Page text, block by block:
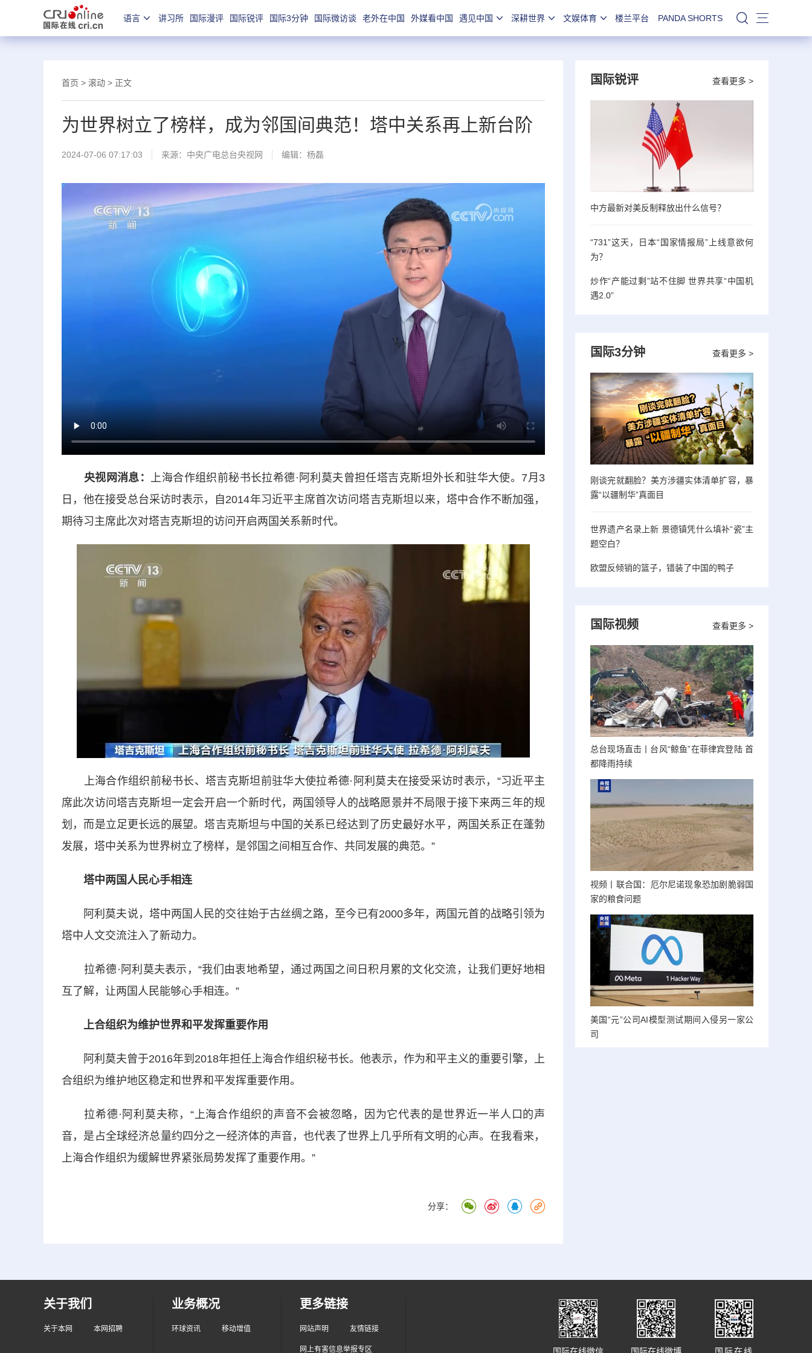
语言 讲习所 国际漫评 国际锐评 国际3分钟 国际微访谈 老外在中国 外媒看中国 遇见中国 深耕世界 文娱体育 楼兰平台 PANDA SHORTS 站内搜索
首页 > 滚动 > 正文
为世界树立了榜样，成为邻国间典范！塔中关系再上新台阶
2024-07-06 07:17:03 来源： 中央广电总台央视网 编辑：杨磊
央视网消息： 上海合作组织前秘书长拉希德·阿利莫夫曾担任塔吉克斯坦外长和驻华大使。7月3
日，他在接受总台采访时表示，自2014年习近平主席首次访问塔吉克斯坦以来，塔中合作不断加强，
期待习主席此次对塔吉克斯坦的访问开启两国关系新时代。
上海合作组织前秘书长、塔吉克斯坦前驻华大使拉希德·阿利莫夫在接受采访时表示，“习近平主
席此次访问塔吉克斯坦一定会开启一个新时代，两国领导人的战略愿景并不局限于接下来两三年的规
划，而是立足更长远的展望。塔吉克斯坦与中国的关系已经达到了历史最好水平，两国关系正在蓬勃
发展，塔中关系为世界树立了榜样，是邻国之间相互合作、共同发展的典范。”
塔中两国人民心手相连
阿利莫夫说，塔中两国人民的交往始于古丝绸之路，至今已有2000多年，两国元首的战略引领为
塔中人文交流注入了新动力。
拉希德·阿利莫夫表示，“我们由衷地希望，通过两国之间日积月累的文化交流，让我们更好地相
互了解，让两国人民能够心手相连。”
上合组织为维护世界和平发挥重要作用
阿利莫夫曾于2016年到2018年担任上海合作组织秘书长。他表示，作为和平主义的重要引擎，上
合组织为维护地区稳定和世界和平发挥重要作用。
拉希德·阿利莫夫称，“上海合作组织的声音不会被忽略，因为它代表的是世界近一半人口的声
音，是占全球经济总量约四分之一经济体的声音，也代表了世界上几乎所有文明的心声。在我看来，
上海合作组织为缓解世界紧张局势发挥了重要作用。”
分享：
查看更多 >
国际锐评
中方最新对美反制释放出什么信号？
“731”这天，日本“国家情报局”上线意欲何
为？
炒作“产能过剩”站不住脚 世界共享“中国机
遇2.0”
查看更多 >
国际3分钟
刚谈完就翻脸？美方涉疆实体清单扩容，暴
露“以疆制华”真面目
世界遗产名录上新 景德镇凭什么填补“瓷”主
题空白？
欧盟反倾销的篮子，错装了中国的鸭子
查看更多 >
国际视频
总台现场直击丨台风“鲸鱼”在菲律宾登陆 首
都降雨持续
视频丨联合国：厄尔尼诺现象恐加剧脆弱国
家的粮食问题
美国“元”公司AI模型测试期间入侵另一家公
司
关于我们
关于本网 本网招聘
业务概况
环球资讯 移动增值
更多链接
网站声明 友情链接
网上有害信息举报专区